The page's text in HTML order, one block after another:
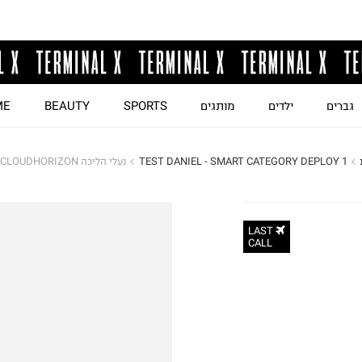
גברים ילדים מותגים SPORTS
BEAUTY
TEST DANIEL - SMART CATEGORY DEPLOY 1 נעלי הליכה CLOUDHORIZON / גברים
LAST
CALL